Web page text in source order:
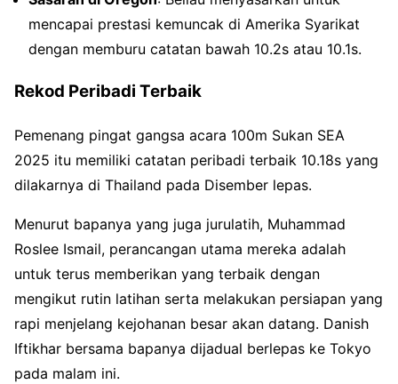
mencapai prestasi kemuncak di Amerika Syarikat
dengan memburu catatan bawah 10.2s atau 10.1s.
Rekod Peribadi Terbaik
Pemenang pingat gangsa acara 100m Sukan SEA
2025 itu memiliki catatan peribadi terbaik 10.18s yang
dilakarnya di Thailand pada Disember lepas.
Menurut bapanya yang juga jurulatih, Muhammad
Roslee Ismail, perancangan utama mereka adalah
untuk terus memberikan yang terbaik dengan
mengikut rutin latihan serta melakukan persiapan yang
rapi menjelang kejohanan besar akan datang. Danish
Iftikhar bersama bapanya dijadual berlepas ke Tokyo
pada malam ini.